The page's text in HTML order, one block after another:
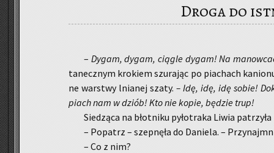
Droga do
– Dygam, dygam, cią­gle dygam! Na
ta­necz­nym kro­kiem szu­ra­jąc po pia­chach
ne war­stwy lnia­nej szaty. – Idę, idę, idę sobie!
piach nam w dziób! Kto nie kopie, bę­dzie trup!
Sie­dzą­ca na błot­ni­ku py­ło­tra­ka Liwia
– Po­patrz – szep­nę­ła do Da­nie­la. –
– Co z nim?